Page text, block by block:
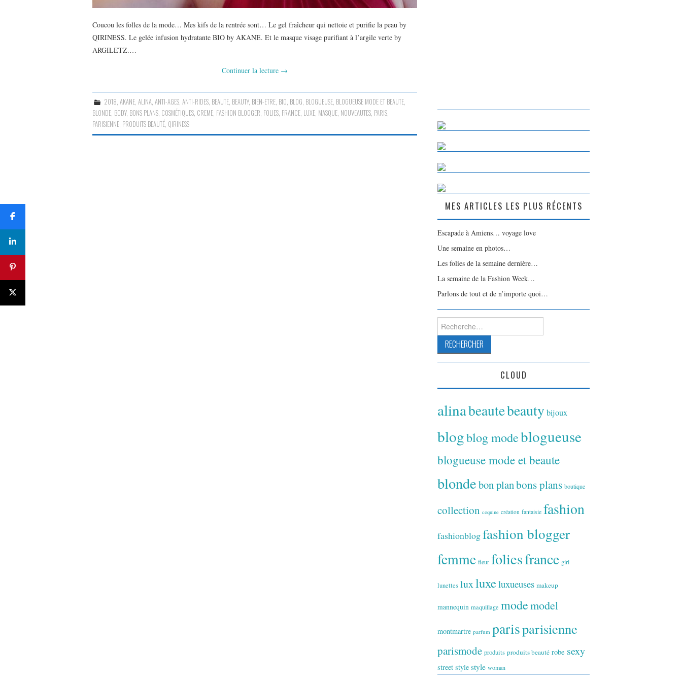
Coucou les folles de la mode… Mes kifs de la rentrée sont… Le gel fraîcheur qui nettoie et purifie la peau by
QIRINESS. Le gelée infusion hydratante BIO by AKANE. Et le masque visage purifiant à l’argile verte by
ARGILETZ.…
Continuer la lecture →
2018 ,AKANE ,ALINA ,ANTI-AGES ,ANTI-RIDES BEAUTE BEAUTY, BIEN-ETRE BIO BLOG BLOGUEUSE BLOGUEUSE MODE ET BEAUTE
BLONDE BODY, BONS PLANS COSMÉTIQUES CREME FASHION BLOGGER FOLIES FRANCE LUXE MASQUE NOUVEAUTES PARIS
PARISIENNE PRODUITS BEAUTÉ QIRINESS
MES ARTICLES LES PLUS RÉCENTS
Escapade à Amiens… voyage love
Une semaine en photos…
Les folies de la semaine dernière…
La semaine de la Fashion Week…
Parlons de tout et de n’importe quoi…
Rechercher :
CLOUD
alinabeautebeauty bijoux
blogblog modeblogueuse
blogueuse mode et beaute
blondebon planbons plans boutique
collection coquine création fantaisie fashion
fashionblogfashion blogger
femme fleur foliesfrance girl
lunettes luxluxeluxueuses makeup
mannequin maquillage modemodel
montmartre parfum parisparisienne
parismode produits produits beauté robe sexy
street style style woman